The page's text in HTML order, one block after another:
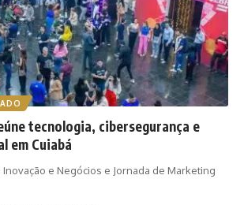
tecnologia, cibersegurança e
em Cuiabá
e Negócios e Jornada de Marketing